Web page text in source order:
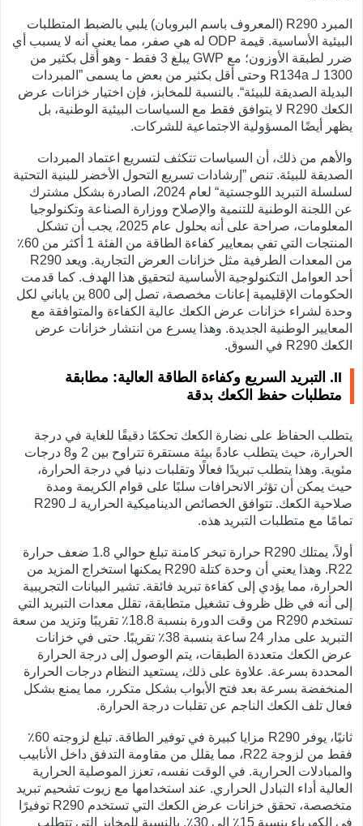
المبرد R290 (المعروف باسم البروبان) يلبي بالضبط المتطلبات
البيئية الأساسية. قيمة ODP له هي صفر، مما يعني أنه لا يسبب أي
ضرر لطبقة الأوزون؛ مع GWP يبلغ 3 فقط - وهو أقل بكثير من
1300 لـ R134a وحتى أقل بكثير من بعض ما يسمى ”المبردات
البديلة الصديقة للبيئة“. بالنسبة للمخابز، فإن اختيار خزانات عرض
الكعك R290 لا يتوافق فقط مع السياسات البيئية الوطنية، بل
يظهر أيضًا المسؤولية الاجتماعية للشركات.
والأهم من ذلك، أن السياسات تتكثف لتسريع اعتماد المبردات
الصديقة للبيئة. تنص ”إرشادات تسريع التحول الأخضر للبنية التحتية
لسلسلة التبريد اللوجستية“ لعام 2024، الصادرة بشكل مشترك
عن اللجنة الوطنية للتنمية والإصلاح ووزارة الصناعة وتكنولوجيا
المعلومات، صراحة على أنه بحلول عام 2025، يجب أن تشكل
المنتجات التي تفي بمعايير كفاءة الطاقة من الفئة 1 أكثر من 60٪
من المعدات الطرفية مثل خزانات العرض التجارية. ويعد R290
أحد العوامل التكنولوجية الأساسية لتحقيق هذا الهدف. كما قدمت
الحكومات الإقليمية إعانات مخصصة، تصل إلى 800 ين ياباني لكل
وحدة لشراء خزانات عرض الكعك عالية الكفاءة والمتوافقة مع
المعايير الوطنية الجديدة. وهذا يسرع من انتشار خزانات عرض
الكعك R290 في السوق.
II. التبريد السريع وكفاءة الطاقة العالية: مطابقة
متطلبات حفظ الكعك بدقة
يتطلب الحفاظ على نضارة الكعك تحكمًا دقيقًا للغاية في درجة
الحرارة، حيث يتطلب عادةً بيئة مستقرة تتراوح بين 2 و8 درجات
مئوية. وهذا يتطلب تبريدًا فعالًا وتقلبات دنيا في درجة الحرارة،
حيث يمكن أن تؤثر الانحرافات سلبًا على قوام الكريمة ومدة
صلاحية الكعك. تتوافق الخصائص الديناميكية الحرارية لـ R290
تمامًا مع متطلبات التبريد هذه.
أولاً، يمتلك R290 حرارة تبخر كامنة تبلغ حوالي 1.8 ضعف حرارة
R22. وهذا يعني أن وحدة كتلة R290 يمكنها استخراج المزيد من
الحرارة، مما يؤدي إلى كفاءة تبريد فائقة. تشير البيانات التجريبية
إلى أنه في ظل ظروف تشغيل متطابقة، تقلل معدات التبريد التي
تستخدم R290 من وقت الدورة بنسبة 18.8٪ تقريبًا وتزيد من سعة
التبريد على مدار 24 ساعة بنسبة 38٪ تقريبًا. حتى في خزانات
عرض الكعك متعددة الطبقات، يتم الوصول إلى درجة الحرارة
المحددة بسرعة. علاوة على ذلك، يستعيد النظام درجات الحرارة
المنخفضة بسرعة بعد فتح الأبواب بشكل متكرر، مما يمنع بشكل
فعال تلف الكعك الناجم عن تقلبات درجة الحرارة.
ثانيًا، يوفر R290 مزايا كبيرة في توفير الطاقة. تبلغ لزوجته 60٪
فقط من لزوجة R22، مما يقلل من مقاومة التدفق داخل الأنابيب
والمبادلات الحرارية. في الوقت نفسه، تعزز الموصلية الحرارية
العالية أداء التبادل الحراري. عند استخدامها مع زيوت تشحيم تبريد
متخصصة، تحقق خزانات عرض الكعك التي تستخدم R290 توفيرًا
في الكهرباء بنسبة 15٪ إلى 30٪. بالنسبة للمخابز التي تتطلب